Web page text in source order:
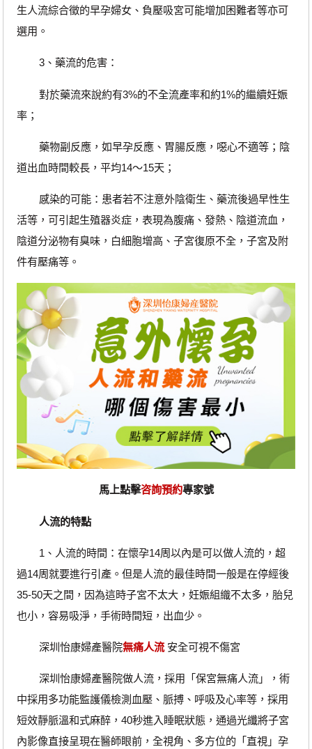
生人流綜合徵的早孕婦女、負壓吸宮可能增加困難者等亦可
選用。
3、藥流的危害：
對於藥流來說約有3%的不全流產率和約1%的繼續妊娠
率；
藥物副反應，如早孕反應、胃腸反應，噁心不適等；陰
道出血時間較長，平均14～15天；
感染的可能：患者若不注意外陰衛生、藥流後過早性生
活等，可引起生殖器炎症，表現為腹痛、發熱、陰道流血，
陰道分泌物有臭味，白細胞增高、子宮復原不全，子宮及附
件有壓痛等。
馬上點擊咨詢預約專家號
人流的特點
1、人流的時間：在懷孕14周以內是可以做人流的，超
過14周就要進行引產。但是人流的最佳時間一般是在停經後
35-50天之間，因為這時子宮不太大，妊娠組織不太多，胎兒
也小，容易吸淨，手術時間短，出血少。
深圳怡康婦產醫院無痛人流安全可視不傷宮
深圳怡康婦產醫院做人流，採用「保宮無痛人流」，術
中採用多功能監護儀檢測血壓、脈搏、呼吸及心率等，採用
短效靜脈溫和式麻醉，40秒進入睡眠狀態，通過光纖將子宮
內影像直接呈現在醫師眼前，全視角、多方位的「直視」孕